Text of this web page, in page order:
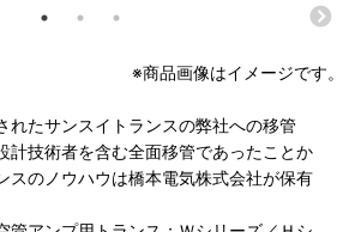
※商品画像はイメージです。
たサンスイトランスの弊社への移管
計技術者を含む全面移管であったことか
スのノウハウは橋本電気株式会社が保有